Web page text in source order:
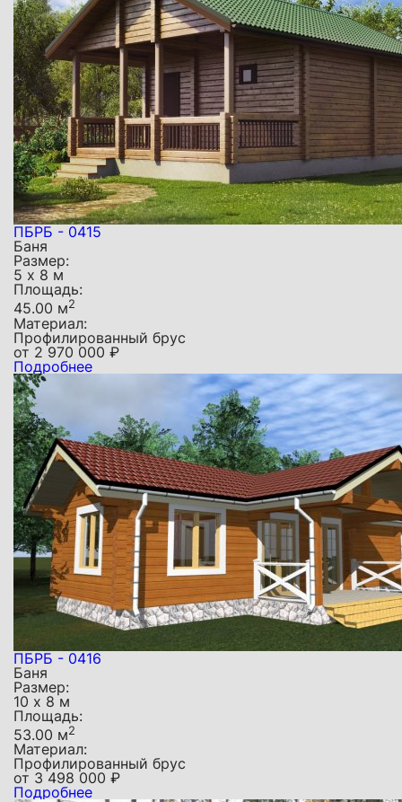
ПБРБ - 0415
Баня
Размер:
5 х 8 м
Площадь:
45.00 м2
Материал:
Профилированный брус
от 2 970 000 ₽
Подробнее
ПБРБ - 0416
Баня
Размер:
10 х 8 м
Площадь:
53.00 м2
Материал:
Профилированный брус
от 3 498 000 ₽
Подробнее